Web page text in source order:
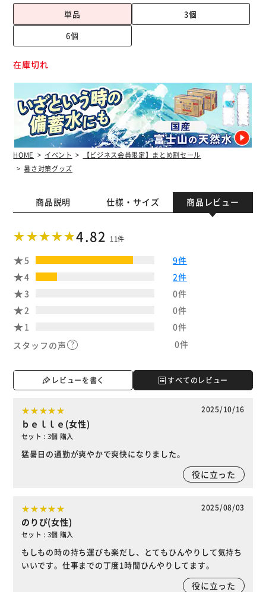
単品
3個
6個
在庫切れ
HOME イベント
【ビジネス会員限定】まとめ割セール
暑さ対策グッズ
商品説明 仕様・サイズ 商品レビュー
4.82 11件
5
9件
4
2件
3
0件
2
0件
1
0件
スタッフの声
0件
レビューを書く すべてのレビュー
2025/10/16
ｂｅｌｌｅ(女性)
セット : 3個 購入
猛暑日の通勤が爽やかで爽快になりました。
役に立った
2025/08/03
のりぴ(女性)
セット : 3個 購入
もしもの時の持ち運びも楽だし、とてもひんやりして気持ち
いいです。仕事までの丁度1時間ひんやりしてます。
役に立った